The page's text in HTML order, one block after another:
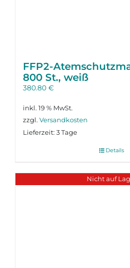
FFP2-
800 St., weiß
380.80 €
inkl. 19 % MwSt.
zzgl. Versandkosten
Lieferzeit: 3 Tage
Details
Nicht auf